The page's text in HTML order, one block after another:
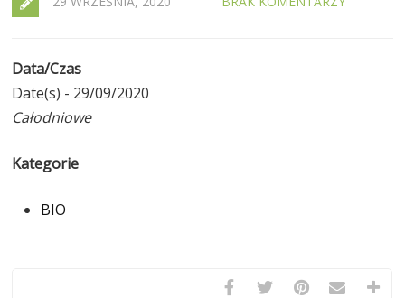
Data/Czas
Date(s) - 29/09/2020
Całodniowe
Kategorie
BIO